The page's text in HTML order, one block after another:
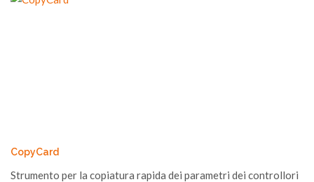
CopyCard
Strumento per la copiatura rapida dei parametri dei controllori